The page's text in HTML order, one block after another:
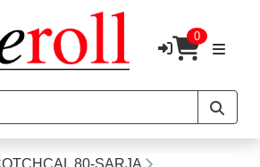
0
80-SARJA